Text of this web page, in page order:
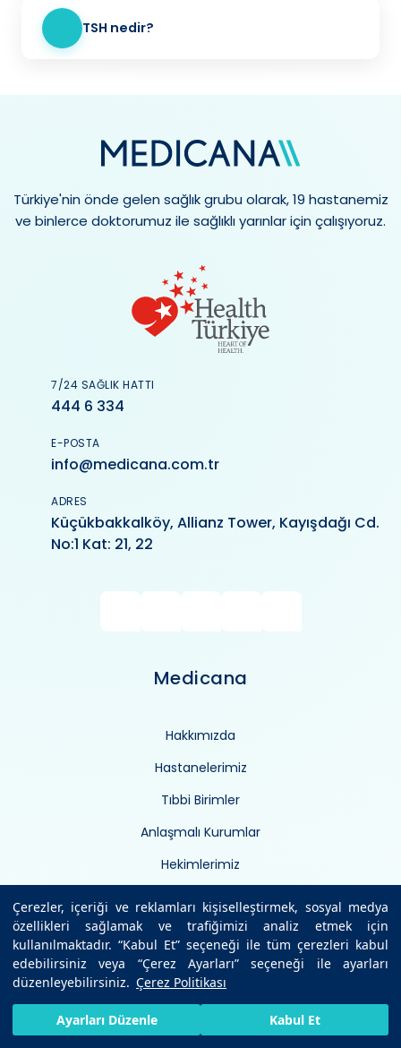
Çerezler, içeriği ve reklamları kişiselleştirmek, sosyal medya
özellikleri sağlamak ve trafiğimizi analiz etmek için
kullanılmaktadır. “Kabul Et” seçeneği ile tüm çerezleri kabul
edebilirsiniz veya “Çerez Ayarları” seçeneği ile ayarları
düzenleyebilirsiniz. Çerez Politikası
Ayarları Düzenle Kabul Et
TSH nedir?
Türkiye'nin önde gelen sağlık grubu olarak, 19 hastanemiz
ve binlerce doktorumuz ile sağlıklı yarınlar için çalışıyoruz.
7/24 SAĞLIK HATTI
444 6 334
E-POSTA
info@medicana.com.tr
ADRES
Küçükbakkalköy, Allianz Tower, Kayışdağı Cd.
No:1 Kat: 21, 22
Medicana
Hakkımızda
Hastanelerimiz
Tıbbi Birimler
Anlaşmalı Kurumlar
Hekimlerimiz
Sağlıklı Bilgiler
Medikal Teknolojiler
Uzman Görüşü
Kurumsal Haberler
HIZLI RANDEVU AL BIZE ULAŞIN